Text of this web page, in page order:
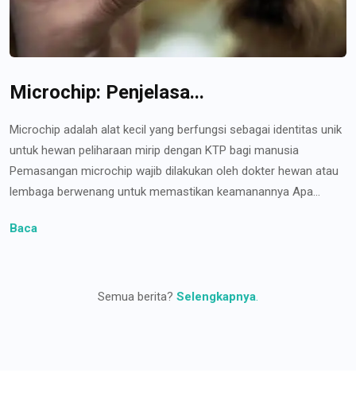
Microchip: Penjelasa...
Microchip adalah alat kecil yang berfungsi sebagai identitas unik
untuk hewan peliharaan mirip dengan KTP bagi manusia
Pemasangan microchip wajib dilakukan oleh dokter hewan atau
lembaga berwenang untuk memastikan keamanannya Apa...
Baca
Semua berita? Selengkapnya